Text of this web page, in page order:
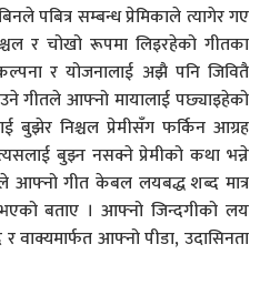
पबित्र सम्बन्ध प्रेमिकाले त्यागेर गए
र चोखो रूपमा लिइरहेको गीतका
र योजनालाई अझै पनि जिवितै
गीतले आफ्नो मायालाई पछ्याइहेको
निश्चल प्रेमीसँग फर्किन आग्रह
बुझ्न नसक्ने प्रेमीको कथा भन्ने
आफ्नो गीत केबल लयबद्ध शब्द मात्र
बताए । आफ्नो जिन्दगीको लय
आफ्नो पीडा, उदासिनता